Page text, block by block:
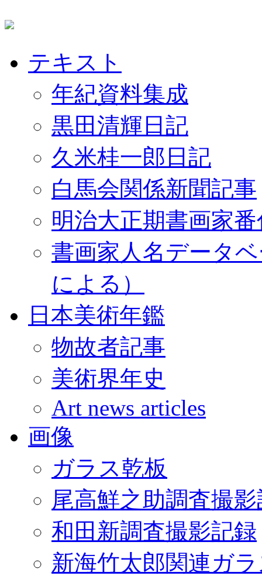
テキスト
年紀資料集成
黒田清輝日記
久米桂一郎日記
白馬会関係新聞記事
明治大正期書画家
書画家人名データ
による）
日本美術年鑑
物故者記事
美術界年史
Art news articles
画像
ガラス乾板
尾高鮮之助調査撮
和田新調査撮影記録
新海竹太郎関連ガ